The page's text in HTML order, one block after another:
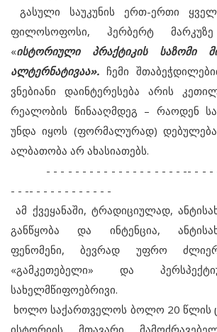
გასული საუკუნის ერთ-ერთი
ფილოსოფოსი, ჰერბერტ
«ისტორიული პრაქტიკის საზომი
ალტერნატივაა». ჩემი
ვნებიანი დაინტერესება არის
რეალობის წინააღმდეგ – რაოდენ
უნდა იყოს (ფორმალურად)
ალბათობა არ ახასიათებს.
- - - - - - - - - - - - - - - - - - - -- - - - -
- - -- - - - - - - - - - - -
ამ ქვეყანაში, ტრადიციულად,
განწყობა და ინტენცია,
ფენომენი, ბევრად უფრო
«გამკეთებელი» და
სახელმწიფოებრივი.
ხოლო საქართველოს ბოლო 20 წლის